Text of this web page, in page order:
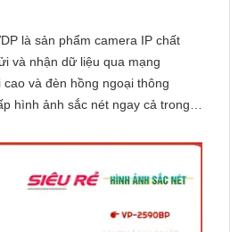
là sản phẩm camera IP chất
và nhận dữ liệu qua mạng
hình ảnh sắc nét ngay cả trong